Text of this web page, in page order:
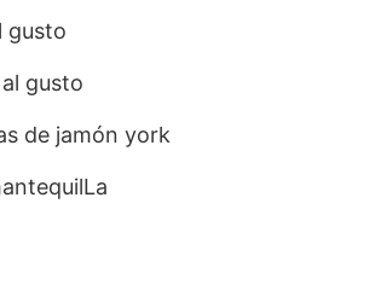
gusto
gusto
de jamón york